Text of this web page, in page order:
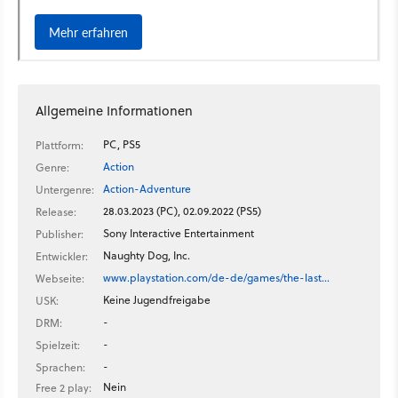
Allgemeine Informationen
Plattform:
PC, PS5
Genre:
Action
Untergenre:
Action-Adventure
Release:
28.03.2023 (PC), 02.09.2022 (PS5)
Publisher:
Sony Interactive Entertainment
Entwickler:
Naughty Dog, Inc.
Webseite:
www.playstation.com/de-de/games/the-last…
USK:
Keine Jugendfreigabe
DRM:
-
Spielzeit:
-
Sprachen:
-
Free 2 play:
Nein